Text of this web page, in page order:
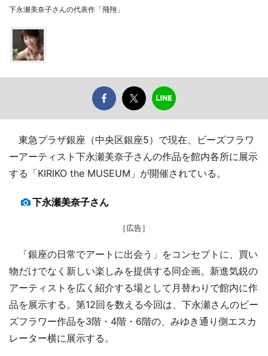
下永瀬美奈子さんの代表作「飛翔」
東急プラザ銀座（中央区銀座5）で現在、ビーズフラワ
ーアーティスト下永瀬美奈子さんの作品を館内各所に展示
する「KIRIKO the MUSEUM」が開催されている。
下永瀬美奈子さん
［広告］
「銀座の日常でアートに出会う」をコンセプトに、買い
物だけでなく新しい楽しみを提供する同企画。新進気鋭の
アーティストを広く紹介する場として月替わりで館内に作
品を展示する。第12回を数える今回は、下永瀬さんのビー
ズフラワー作品を3階・4階・6階の、みゆき通り側エスカ
レーター横に展示する。